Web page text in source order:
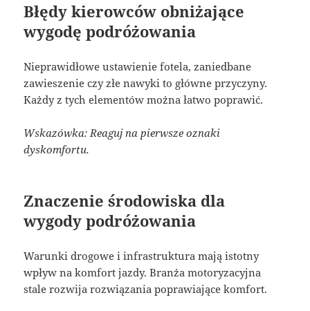
Błędy kierowców obniżające
wygodę podróżowania
Nieprawidłowe ustawienie fotela, zaniedbane
zawieszenie czy złe nawyki to główne przyczyny.
Każdy z tych elementów można łatwo poprawić.
Wskazówka: Reaguj na pierwsze oznaki
dyskomfortu.
Znaczenie środowiska dla
wygody podróżowania
Warunki drogowe i infrastruktura mają istotny
wpływ na komfort jazdy. Branża motoryzacyjna
stale rozwija rozwiązania poprawiające komfort.